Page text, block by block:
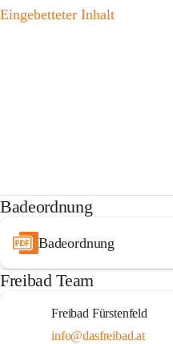
Eingebetteter Inhalt
Badeordnung
Badeordnung
Freibad Team
Freibad Fürstenfeld
info@dasfreibad.at